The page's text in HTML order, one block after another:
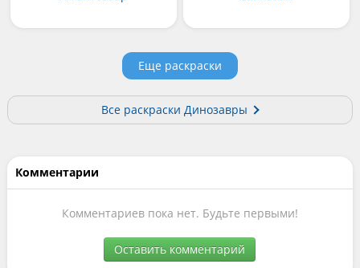
Еще раскраски
Все раскраски Динозавры
Комментарии
Комментариев пока нет. Будьте первыми!
Оставить комментарий